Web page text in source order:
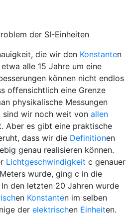
der SI-Einheiten
die wir den Konstanten
alle 15 Jahre um eine
können nicht endlos
offensichtlich eine Grenze
physikalische Messungen
sind wir noch weit von allen
Aber es gibt eine praktische
dass wir die Definitionen
genau realisieren können.
Lichtgeschwindigkeit c genauer
wurde, ging c in die
den letzten 20 Jahren wurde
en Konstanten im selben
der elektrischen Einheiten.